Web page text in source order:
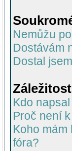
Nemůžu
Dostávám
Dostal
Kdo
Proč není
Koho
fóra?